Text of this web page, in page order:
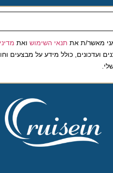
ת אתתנאי השימושואת מדיניות
כולל מידע על מבצעים וחומרים